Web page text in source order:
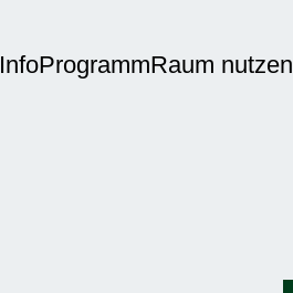
InfoProgrammRaum nutzen